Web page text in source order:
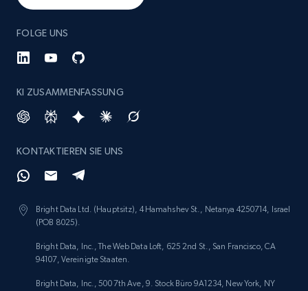
FOLGE UNS
KI ZUSAMMENFASSUNG
KONTAKTIEREN SIE UNS
Bright Data Ltd. (Hauptsitz), 4 Hamahshev St., Netanya 4250714, Israel
(POB 8025).
Bright Data, Inc., The Web Data Loft, 625 2nd St., San Francisco, CA
94107, Vereinigte Staaten.
Bright Data, Inc., 500 7th Ave, 9. Stock Büro 9A1234, New York, NY